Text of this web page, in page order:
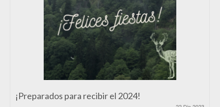
¡Preparados para recibir el 2024!